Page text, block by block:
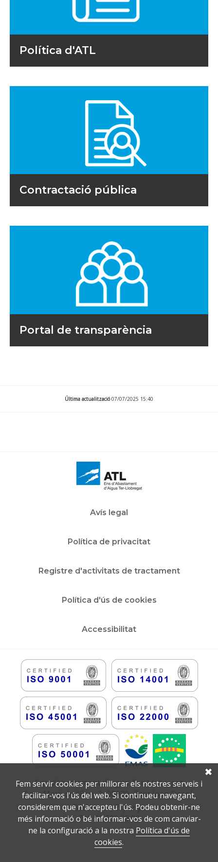
Política d'ATL
Contractació pública
Portal de transparència
Última actualització07/07/2025 15:40
Fem servir cookies per millorar els nostres serveis i
facilitar-vos l'ús del web. Si continueu navegant,
considerem que n'accepteu l'ús. Podeu obtenir-ne
més informació o bé informar-vos de com canviar-
ne la configuració a la nostra Política d'ús de
cookies.
✖
Avís legal
Política de privacitat
Registre d'activitats de tractament
Política d'ús de cookies
Accessibilitat
Ens d’Abastament d’Aigua Ter-Llobregat
Sant Martí de l'Erm, 2 08970 Sant Joan Despí
Barcelona Espanya
93 602 96 00